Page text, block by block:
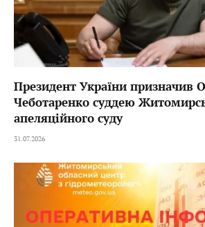
Президент України призначив
Чеботаренко суддею
апеляційного суду
31.07.2026